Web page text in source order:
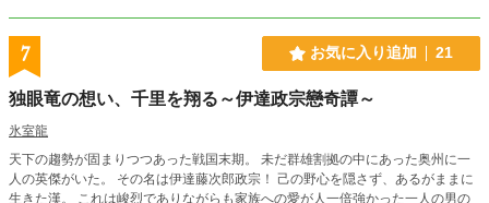
7 お気に入り追加 21
独眼竜の想い、千里を翔る～伊達政宗戀奇譚～
氷室龍
天下の趨勢が固まりつつあった戦国末期。 未だ群雄割拠の中にあった奥州に一
人の英傑がいた。 その名は伊達藤次郎政宗！ 己の野心を隠さず、あるがままに
生きた漢。 これは峻烈でありながらも家族への愛が人一倍強かった一人の男の